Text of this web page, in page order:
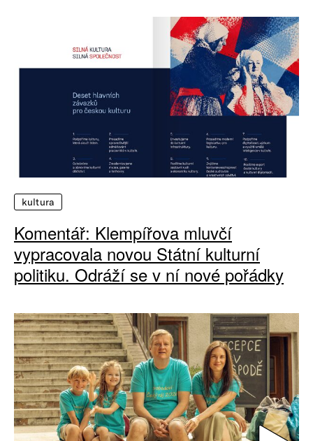
kultura
Komentář: Klempířova mluvčí
vypracovala novou Státní kulturní
politiku. Odráží se v ní nové pořádky